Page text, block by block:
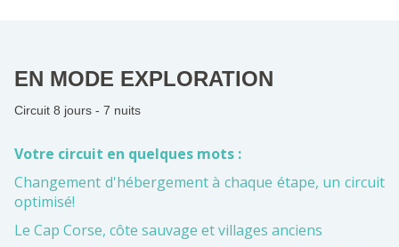
EN MODE EXPLORATION
Circuit 8 jours - 7 nuits
Votre circuit en quelques mots :
Changement d'hébergement à chaque étape, un circuit
optimisé!
Le Cap Corse, côte sauvage et villages anciens